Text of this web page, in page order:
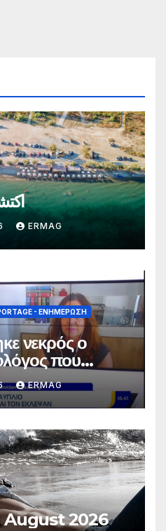
ERMAG
- EΝΗΜΈΡΩΣΗ
νεκρός ο
που
ημέρες –
άτομα
ERMAG
August 2026